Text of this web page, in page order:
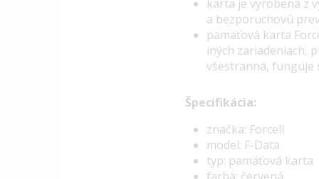
karta je vyrobená z
a bezporuchovú
pamäťová karta
iných zariadeniach,
všestranná, funguje
Špecifikácia:
značka: Forcell
model: F-Data
typ: pamäťová karta